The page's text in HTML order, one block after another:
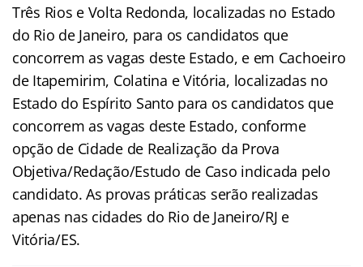
Três Rios e Volta Redonda, localizadas no Estado
do Rio de Janeiro, para os candidatos que
concorrem as vagas deste Estado, e em Cachoeiro
de Itapemirim, Colatina e Vitória, localizadas no
Estado do Espírito Santo para os candidatos que
concorrem as vagas deste Estado, conforme
opção de Cidade de Realização da Prova
Objetiva/Redação/Estudo de Caso indicada pelo
candidato. As provas práticas serão realizadas
apenas nas cidades do Rio de Janeiro/RJ e
Vitória/ES.